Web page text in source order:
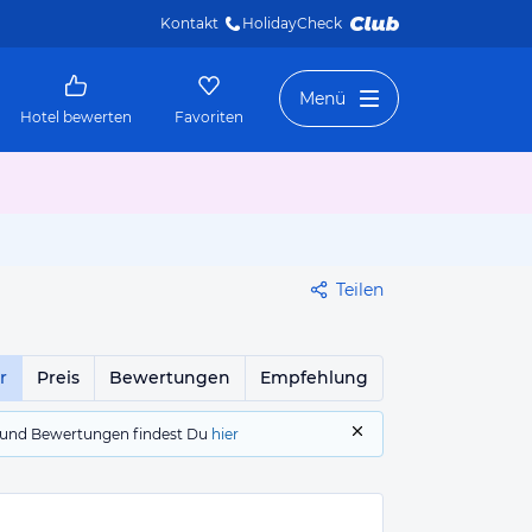
Kontakt HolidayCheck
Hotel bewerten Favoriten
Menü
Teilen
Preis Bewertungen Empfehlung
Bewertungen findest Du hier